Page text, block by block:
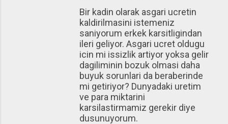
Bir kadin olarak asgari ucretin
kaldirilmasini istemeniz
saniyorum erkek karsitligindan
ileri geliyor. Asgari ucret oldugu
icin mi issizlik artiyor yoksa gelir
dagiliminin bozuk olmasi daha
buyuk sorunlari da beraberinde
mi getiriyor? Dunyadaki uretim
ve para miktarini
karsilastirmamiz gerekir diye
dusunuyorum.